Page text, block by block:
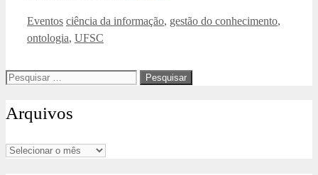
Categorias
Eventos Tags
ciência da informação, gestão do conhecimento,
ontologia, UFSC
Pesquisar
Arquivos
Arquivos